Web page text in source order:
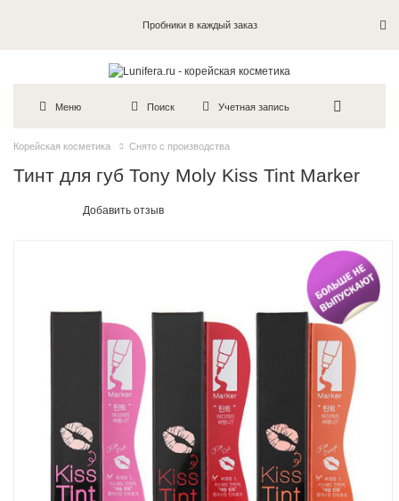
Пробники в каждый заказ
Меню Поиск Учетная запись
Корейская косметика Снято с производства
Тинт для губ Tony Moly Kiss Tint Marker
Добавить отзыв